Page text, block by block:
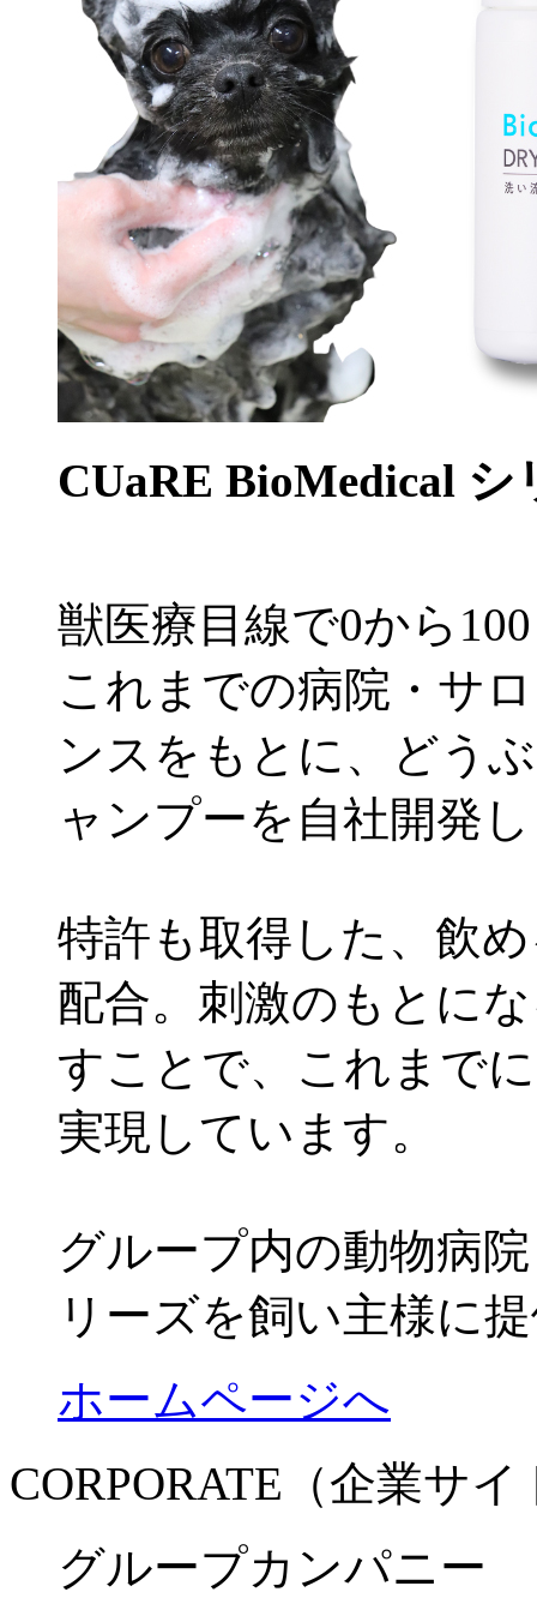
CUaRE BioMedical シ
獣医療目線で0から
これまでの病院・サ
ンスをもとに、どう
ャンプーを自社開発
特許も取得した、飲
配合。刺激のもとに
すことで、これまで
実現しています。
グループ内の動物病
リーズを飼い主様に
ホームページへ
CORPORATE（企業サイ
グループカンパニー